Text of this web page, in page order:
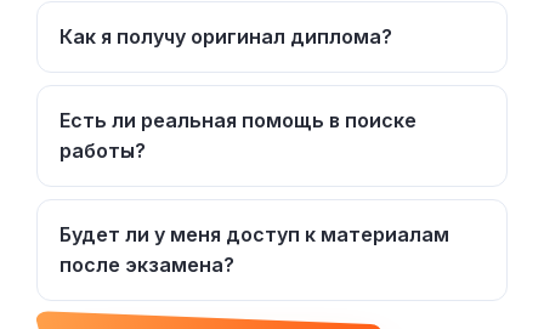
Как я получу оригинал диплома?
Есть ли реальная помощь в поиске
работы?
Будет ли у меня доступ к материалам
после экзамена?